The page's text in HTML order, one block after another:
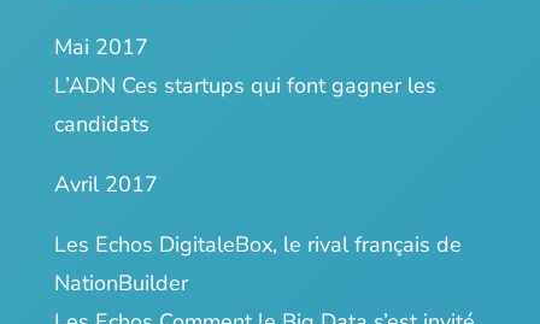
Mai 2017
L’ADN Ces startups qui font gagner les
candidats
Avril 2017
Les Echos DigitaleBox, le rival français de
NationBuilder